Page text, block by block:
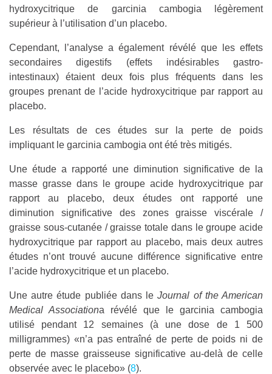
hydroxycitrique de garcinia cambogia légèrement
supérieur à l’utilisation d’un placebo.
Cependant, l’analyse a également révélé que les effets
secondaires digestifs (effets indésirables gastro-
intestinaux) étaient deux fois plus fréquents dans les
groupes prenant de l’acide hydroxycitrique par rapport au
placebo.
Les résultats de ces études sur la perte de poids
impliquant le garcinia cambogia ont été très mitigés.
Une étude a rapporté une diminution significative de la
masse grasse dans le groupe acide hydroxycitrique par
rapport au placebo, deux études ont rapporté une
diminution significative des zones graisse viscérale /
graisse sous-cutanée / graisse totale dans le groupe acide
hydroxycitrique par rapport au placebo, mais deux autres
études n’ont trouvé aucune différence significative entre
l’acide hydroxycitrique et un placebo.
Une autre étude publiée dans leJournal of the American
Medical Associationa révélé que le garcinia cambogia
utilisé pendant 12 semaines (à une dose de 1 500
milligrammes) «n’a pas entraîné de perte de poids ni de
perte de masse graisseuse significative au-delà de celle
observée avec le placebo» (8).